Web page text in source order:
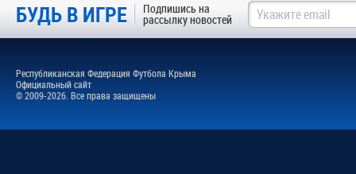
БУДЬ В ИГРЕ Подпишись на
рассылку новостей
Республиканская Федерация Футбола Крыма
Официальный сайт
© 2009-2026. Все права защищены